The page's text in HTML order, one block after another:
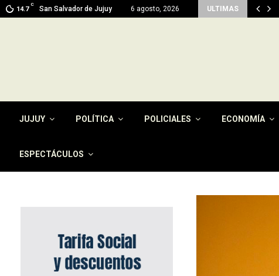
14.7
C
San Salvador de Jujuy 6 agosto, 2026 ULTIMAS
del pago de la tasa por…
JUJUY POLÍTICA POLICIALES ECONOMÍA
ESPECTÁCULOS